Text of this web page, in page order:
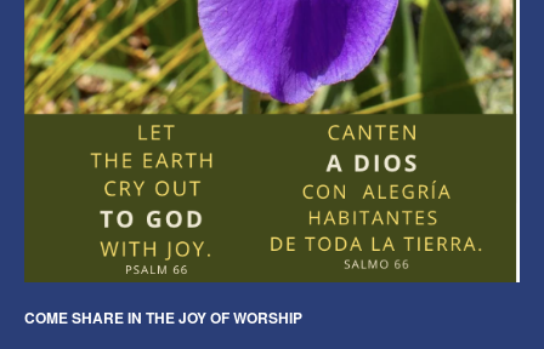
COME SHARE IN THE JOYOF WORSHIP